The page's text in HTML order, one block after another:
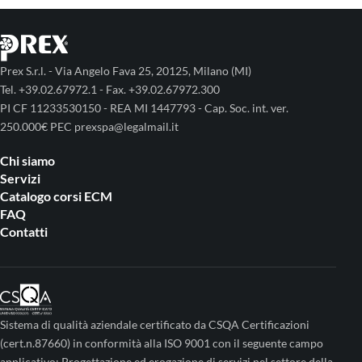
Prex S.r.l. - Via Angelo Fava 25, 20125, Milano (MI)
Tel. +39.02.67972.1 - Fax. +39.02.67972.300
PI CF 11233530150 - REA MI 1447793 - Cap. Soc. int. ver.
250.000€ PEC prexspa@legalmail.it
Chi siamo
Servizi
Catalogo corsi ECM
FAQ
Contatti
Sistema di qualità aziendale certificato da CSQA Certificazioni
(cert.n.87660) in conformità alla ISO 9001 con il seguente campo